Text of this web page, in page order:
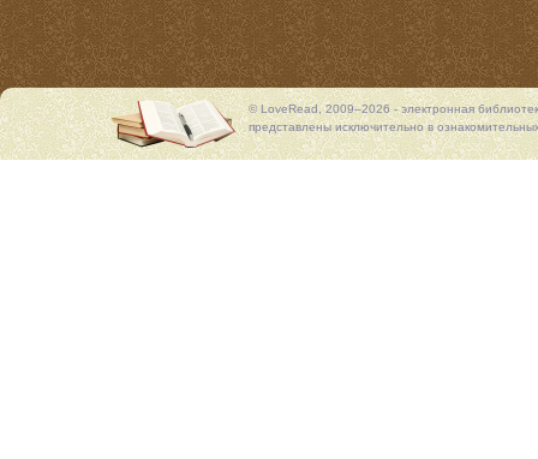
© LoveRead, 2009–2026 - электронная
представлены исключительно в